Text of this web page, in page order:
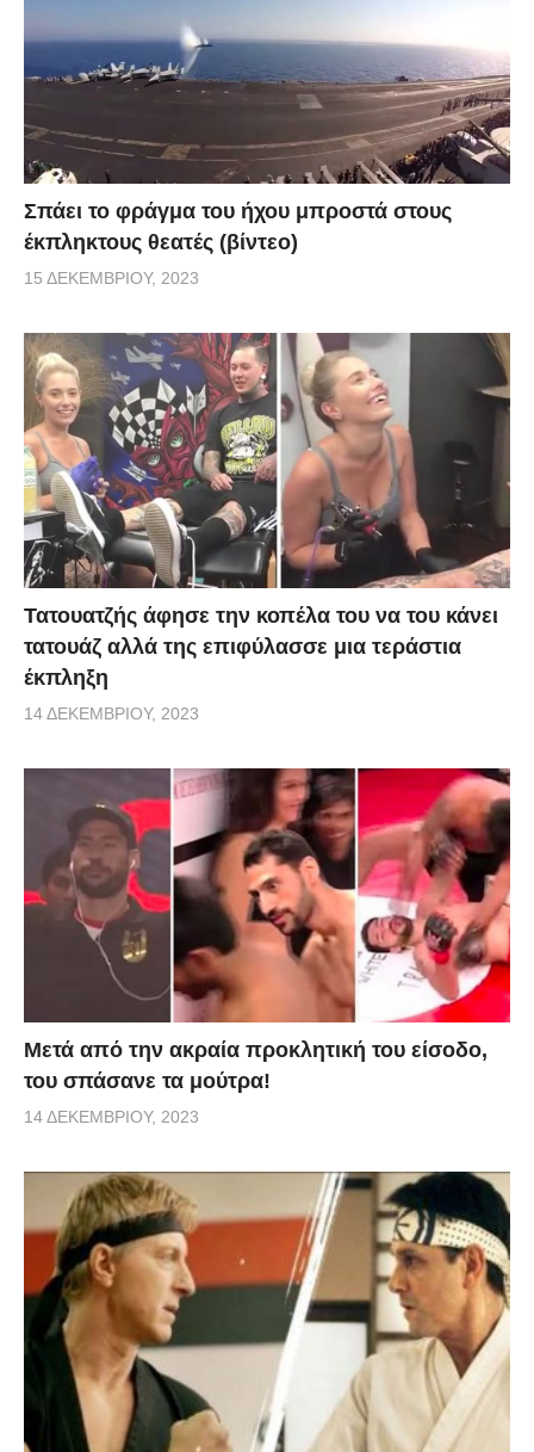
Σπάει το φράγμα του ήχου μπροστά στους
έκπληκτους θεατές (βίντεο)
15 ΔΕΚΕΜΒΡΊΟΥ, 2023
Τατουατζής άφησε την κοπέλα του να του κάνει
τατουάζ αλλά της επιφύλασσε μια τεράστια
έκπληξη
14 ΔΕΚΕΜΒΡΊΟΥ, 2023
Μετά από την ακραία προκλητική του είσοδο,
του σπάσανε τα μούτρα!
14 ΔΕΚΕΜΒΡΊΟΥ, 2023